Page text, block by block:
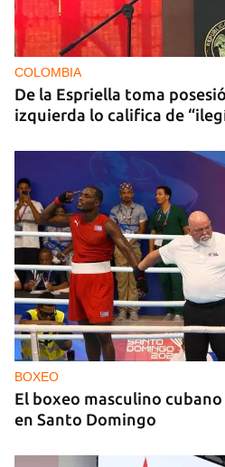
PODCAST
Cafecito informativo del
2026
COLOMBIA
De la Espriella toma
izquierda lo califica de
BOXEO
El boxeo masculino
en Santo Domingo